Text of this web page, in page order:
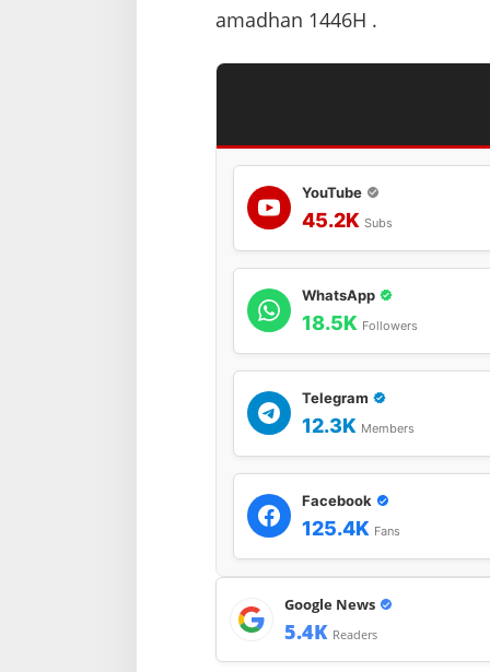
amadhan 1446H .
YouTube
45.2K Subs
WhatsApp
18.5K Followers
Telegram
12.3K Members
Facebook
125.4K Fans
Google News
5.4K Readers